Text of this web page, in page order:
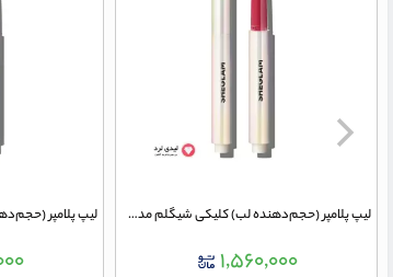
لیپ پلامپر (حجم‌دهنده لب) کلیکی شیگلم مدل شاین رنگ Spring Fever
۱,۵۶۰,۰۰۰